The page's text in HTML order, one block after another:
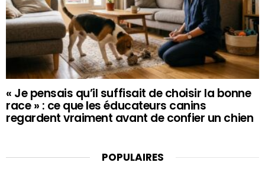
« Je pensais qu’il suffisait de choisir la bonne
race » : ce que les éducateurs canins
regardent vraiment avant de confier un chien
POPULAIRES